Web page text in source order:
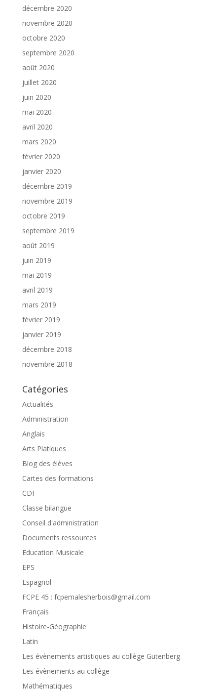
décembre 2020
novembre 2020
octobre 2020
septembre 2020
août 2020
juillet 2020
juin 2020
mai 2020
avril 2020
mars 2020
février 2020
janvier 2020
décembre 2019
novembre 2019
octobre 2019
septembre 2019
août 2019
juin 2019
mai 2019
avril 2019
mars 2019
février 2019
janvier 2019
décembre 2018
novembre 2018
Catégories
Actualités
Administration
Anglais
Arts Platiques
Blog des élèves
Cartes des formations
CDI
Classe bilangue
Conseil d'administration
Documents ressources
Education Musicale
EPS
Espagnol
FCPE 45 : fcpemalesherbois@gmail.com
Français
Histoire-Géographie
Latin
Les évènements artistiques au collège Gutenberg
Les évènements au collège
Mathématiques